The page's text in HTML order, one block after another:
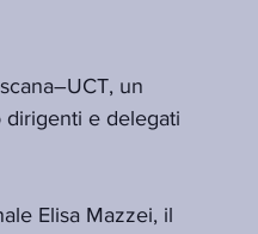
un
e delegati
Elisa Mazzei, il